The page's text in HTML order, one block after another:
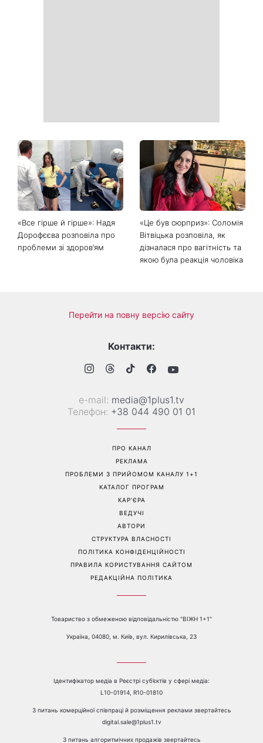
Головний стильний тренд
соцмереж: чому
мініспідниця з паєтками
підкорила Instagram
Не відкладайте до вересня:
що обов'язково потрібно
зробити на ділянці у серпні
2026
«Все гірше й гірше»: Надя
Дорофєєва розповіла про
«Це був сюрприз»: Соломія
Вітвіцька розповіла, як
дізналася про вагітність та
якою була реакція чоловіка